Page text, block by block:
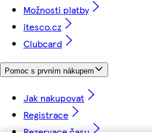
Možnosti platby
itesco.cz
Clubcard
Pomoc s prvním nákupem
Jak nakupovat
Registrace